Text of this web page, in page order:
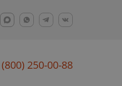
250-00-88